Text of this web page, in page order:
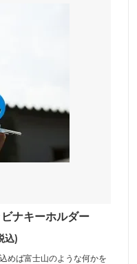
ナキーホルダー
込)
めば富士山のような何かを